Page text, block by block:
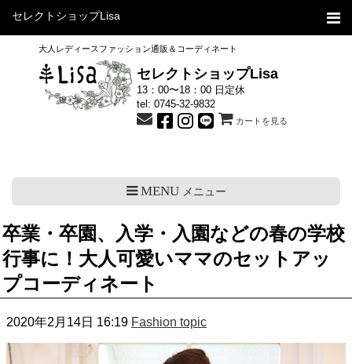
セレクトショップLisa
大人レディースファッション通販＆コーディネート
セレクトショップLisa
13：00〜18：00 日定休
tel: 0745-32-9832
カートを見る
MENUメニュー
卒業・卒園、入学・入園などの春の学校
行事に！大人可愛いママのセットアッ
プコーディネート
2020年2月14日 16:19 Fashion topic